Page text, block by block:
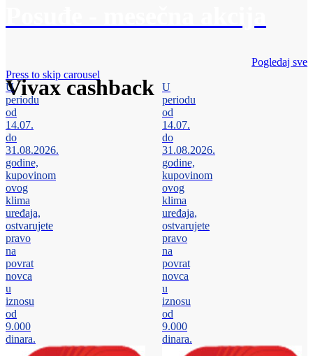
Vivax cashback
Pogledaj sve
Press to skip carousel
U
periodu
od
14.07.
do
31.08.2026.
godine,
kupovinom
ovog
klima
uređaja,
ostvarujete
pravo
na
povrat
novca
u
iznosu
od
9.000
dinara.
U
periodu
od
14.07.
do
31.08.2026.
godine,
kupovinom
ovog
klima
uređaja,
ostvarujete
pravo
na
povrat
novca
u
iznosu
od
9.000
dinara.